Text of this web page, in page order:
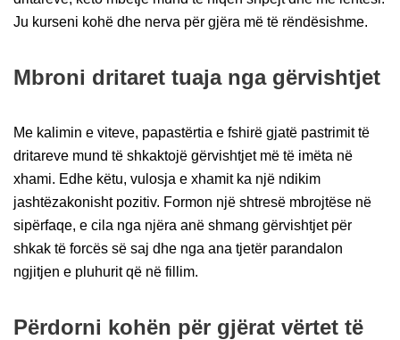
Ju kurseni kohë dhe nerva për gjëra më të rëndësishme.
Mbroni dritaret tuaja nga gërvishtjet
Me kalimin e viteve, papastërtia e fshirë gjatë pastrimit të
dritareve mund të shkaktojë gërvishtjet më të imëta në
xhami. Edhe këtu, vulosja e xhamit ka një ndikim
jashtëzakonisht pozitiv. Formon një shtresë mbrojtëse në
sipërfaqe, e cila nga njëra anë shmang gërvishtjet për
shkak të forcës së saj dhe nga ana tjetër parandalon
ngjitjen e pluhurit që në fillim.
Përdorni kohën për gjërat vërtet të